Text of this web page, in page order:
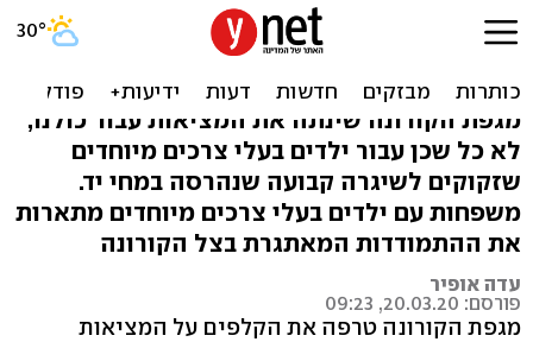
"מסגרת לילד עם צרכים
מיוחדים היא כמו חמצן"
מגפת הקורונה שינתה את המציאות עבור כולנו,
לא כל שכן עבור ילדים בעלי צרכים מיוחדים
שזקוקים לשיגרה קבועה שנהרסה במחי יד.
משפחות עם ילדים בעלי צרכים מיוחדים מתארות
את ההתמודדות המאתגרת בצל הקורונה
עדה אופיר
פורסם: 20.03.20, 09:23
מגפת הקורונה טרפה את הקלפים על המציאות